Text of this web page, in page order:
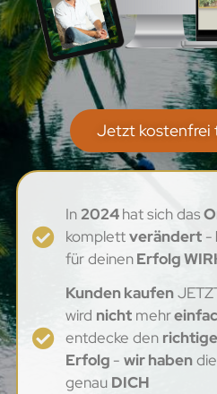
Jetzt kostenfrei
In 2024hat sich das
komplettverändert-
für deinenErfolg
Kunden kaufen
wird nichtmehr
entdecke den
Erfolg - wir haben
genau DICH